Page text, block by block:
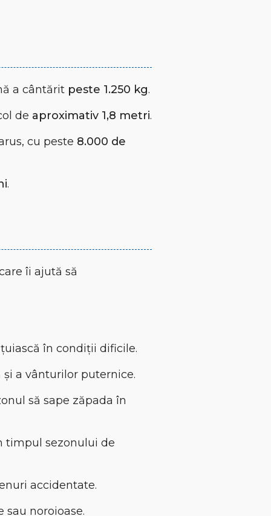
a cântărit peste 1.250 kg.
de aproximativ 1,8 metri.
cu peste 8.000 de
.
îi ajută să
în condiții dificile.
a vânturilor puternice.
să sape zăpada în
timpul sezonului de
accidentate.
noroioase.